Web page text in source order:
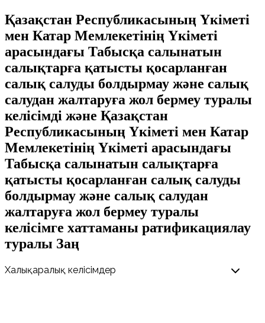
Қазақстан Республикасының Үкіметі
мен Катар Мемлекетінің Үкіметі
арасындағы Табысқа салынатын
салықтарға қатысты қосарланған
салық салуды болдырмау және салық
салудан жалтаруға жол бермеу туралы
келісімді және Қазақстан
Республикасының Үкіметі мен Катар
Мемлекетінің Үкіметі арасындағы
Табысқа салынатын салықтарға
қатысты қосарланған салық салуды
болдырмау және салық салудан
жалтаруға жол бермеу туралы
келісімге хаттаманы ратификациялау
туралы Заң